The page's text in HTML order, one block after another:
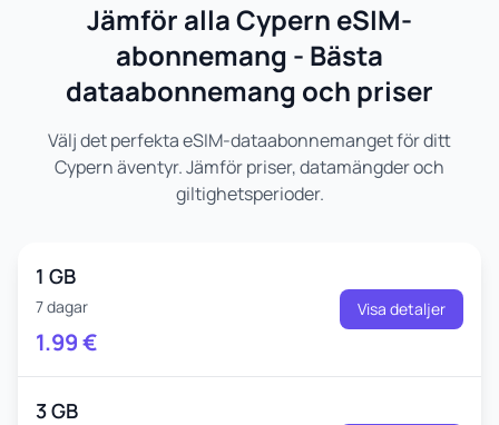
Jämför alla Cypern eSIM-
abonnemang - Bästa
dataabonnemang och priser
Välj det perfekta eSIM-dataabonnemanget för ditt
Cypern äventyr. Jämför priser, datamängder och
giltighetsperioder.
1 GB
7 dagar
1.99€
Visa detaljer
3 GB